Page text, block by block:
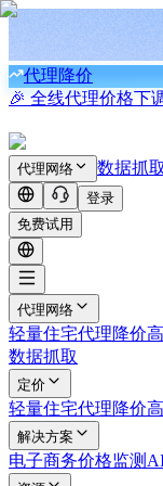
代理降价
🎉 全线代理价格下
代理网络 数据抓取
登录
免费试用
代理网络
轻量住宅代理降价
数据抓取
定价
轻量住宅代理降价
解决方案
电子商务价格监测